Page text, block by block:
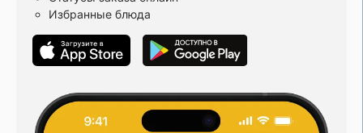
Избранные блюда